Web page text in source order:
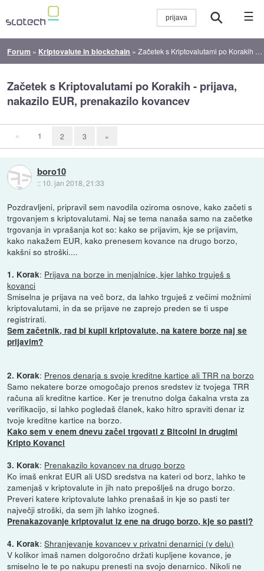
☰
Forum » Kriptovalute in blockchain »Začetek s Kriptovalutami po Korakih - prijava, nakazilo EUR, prenakazilo kovancev
Začetek s Kriptovalutami po Korakih - prijava,
nakazilo EUR, prenakazilo kovancev
« 1 2 3 »
boro10
:: 10. jan 2018, 21:33
Pozdravljeni, pripravil sem navodila oziroma osnove, kako začeti s
trgovanjem s kriptovalutami. Naj se tema nanaša samo na začetke
trgovanja in vprašanja kot so: kako se prijavim, kje se prijavim,
kako nakažem EUR, kako prenesem kovance na drugo borzo,
kakšni so stroški....
1. Korak: Prijava na borze in menjalnice, kjer lahko trguješ s
kovanci
Smiselna je prijava na več borz, da lahko trguješ z večimi možnimi
kriptovalutami, in da se prijave ne zaprejo preden se ti uspe
registrirati.
Sem začetnik, rad bi kupil kriptovalute, na katere borze naj se
prijavim?
2. Korak: Prenos denarja s svoje kreditne kartice ali TRR na borzo
Samo nekatere borze omogočajo prenos sredstev iz tvojega TRR
računa ali kreditne kartice. Ker je trenutno dolga čakalna vrsta za
verifikacijo, si lahko pogledaš članek, kako hitro spraviti denar iz
tvoje kreditne kartice na borzo.
Kako sem v enem dnevu začel trgovati z Bitcoini in drugimi
Kripto Kovanci
3. Korak: Prenakazilo kovancev na drugo borzo
Ko imaš enkrat EUR ali USD sredstva na kateri od borz, lahko te
zamenjaš v kriptovalute in jih nato prepošlješ na drugo borzo.
Preveri katere kriptovalute lahko prenašaš in kje so pasti ter
največji stroški, da sem jih lahko izogneš.
Prenakazovanje kriptovalut iz ene na drugo borzo, kje so pasti?
4. Korak:Shranjevanje kovancev v privatni denarnici (v delu)
V kolikor imaš namen dolgoročno držati kupljene kovance, je
smiselno le te po nakupu prenesti na svojo denarnico. Nikoli ne